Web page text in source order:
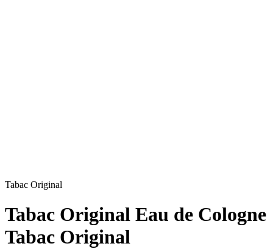
Tabac Original
Tabac Original Eau de Cologne
Tabac Original